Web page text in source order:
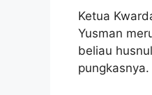
Ketua
Yusman
beliau
pungkasnya.